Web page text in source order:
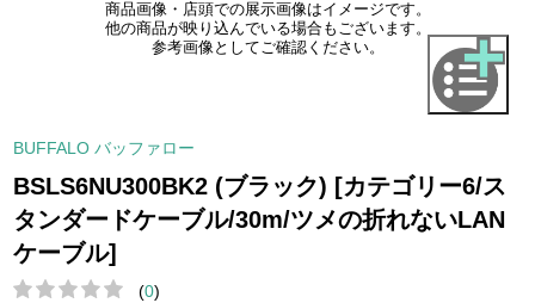
商品画像・店頭での展示画像はイメージです。
他の商品が映り込んでいる場合もございます。
参考画像としてご確認ください。
BUFFALO バッファロー
BSLS6NU300BK2 (ブラック) [カテゴリー6/ス
タンダードケーブル/30m/ツメの折れないLAN
ケーブル]
(0)